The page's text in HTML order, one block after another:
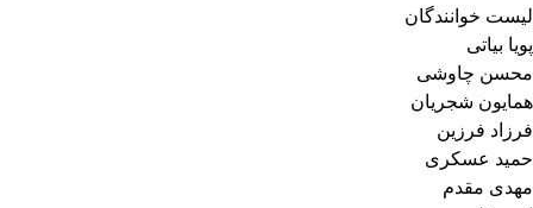
لیست خوانندگان
پویا بیاتی
محسن چاوشی
همایون شجریان
فرزاد فرزین
حمید عسکری
مهدی مقدم